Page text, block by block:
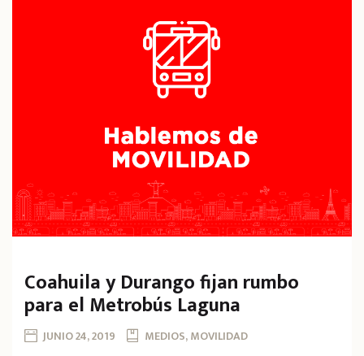
Coahuila y Durango fijan rumbo
para el Metrobús Laguna
JUNIO 24, 2019 MEDIOS, MOVILIDAD